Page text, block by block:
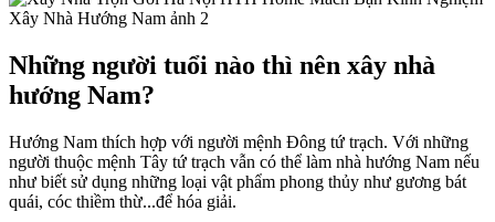
Những người tuổi nào thì nên xây nhà
hướng Nam?
Hướng Nam thích hợp với người mệnh Đông tứ trạch. Với những
người thuộc mệnh Tây tứ trạch vẫn có thể làm nhà hướng Nam nếu
như biết sử dụng những loại vật phẩm phong thủy như gương bát
quái, cóc thiềm thừ...để hóa giải.